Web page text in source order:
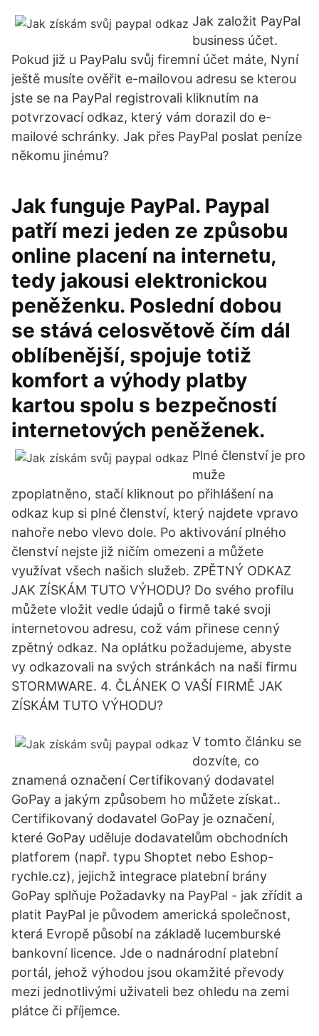
Jak založit PayPal
business účet.
Pokud již u PayPalu svůj firemní účet máte, Nyní
ještě musíte ověřit e-mailovou adresu se kterou
jste se na PayPal registrovali kliknutím na
potvrzovací odkaz, který vám dorazil do e-
mailové schránky. Jak přes PayPal poslat peníze
někomu jinému?
Jak funguje PayPal. Paypal
patří mezi jeden ze způsobu
online placení na internetu,
tedy jakousi elektronickou
peněženku. Poslední dobou
se stává celosvětově čím dál
oblíbenější, spojuje totiž
komfort a výhody platby
kartou spolu s bezpečností
internetových peněženek.
Plné členství je pro
muže
zpoplatněno, stačí kliknout po přihlášení na
odkaz kup si plné členství, který najdete vpravo
nahoře nebo vlevo dole. Po aktivování plného
členství nejste již ničím omezeni a můžete
využívat všech našich služeb. ZPĚTNÝ ODKAZ
JAK ZÍSKÁM TUTO VÝHODU? Do svého profilu
můžete vložit vedle údajů o firmě také svoji
internetovou adresu, což vám přinese cenný
zpětný odkaz. Na oplátku požadujeme, abyste
vy odkazovali na svých stránkách na naši firmu
STORMWARE. 4. ČLÁNEK O VAŠÍ FIRMĚ JAK
ZÍSKÁM TUTO VÝHODU?
V tomto článku se
dozvíte, co
znamená označení Certifikovaný dodavatel
GoPay a jakým způsobem ho můžete získat..
Certifikovaný dodavatel GoPay je označení,
které GoPay uděluje dodavatelům obchodních
platforem (např. typu Shoptet nebo Eshop-
rychle.cz), jejichž integrace platební brány
GoPay splňuje Požadavky na PayPal - jak zřídit a
platit PayPal je původem americká společnost,
která Evropě působí na základě lucemburské
bankovní licence. Jde o nadnárodní platební
portál, jehož výhodou jsou okamžité převody
mezi jednotlivými uživateli bez ohledu na zemi
plátce či příjemce.